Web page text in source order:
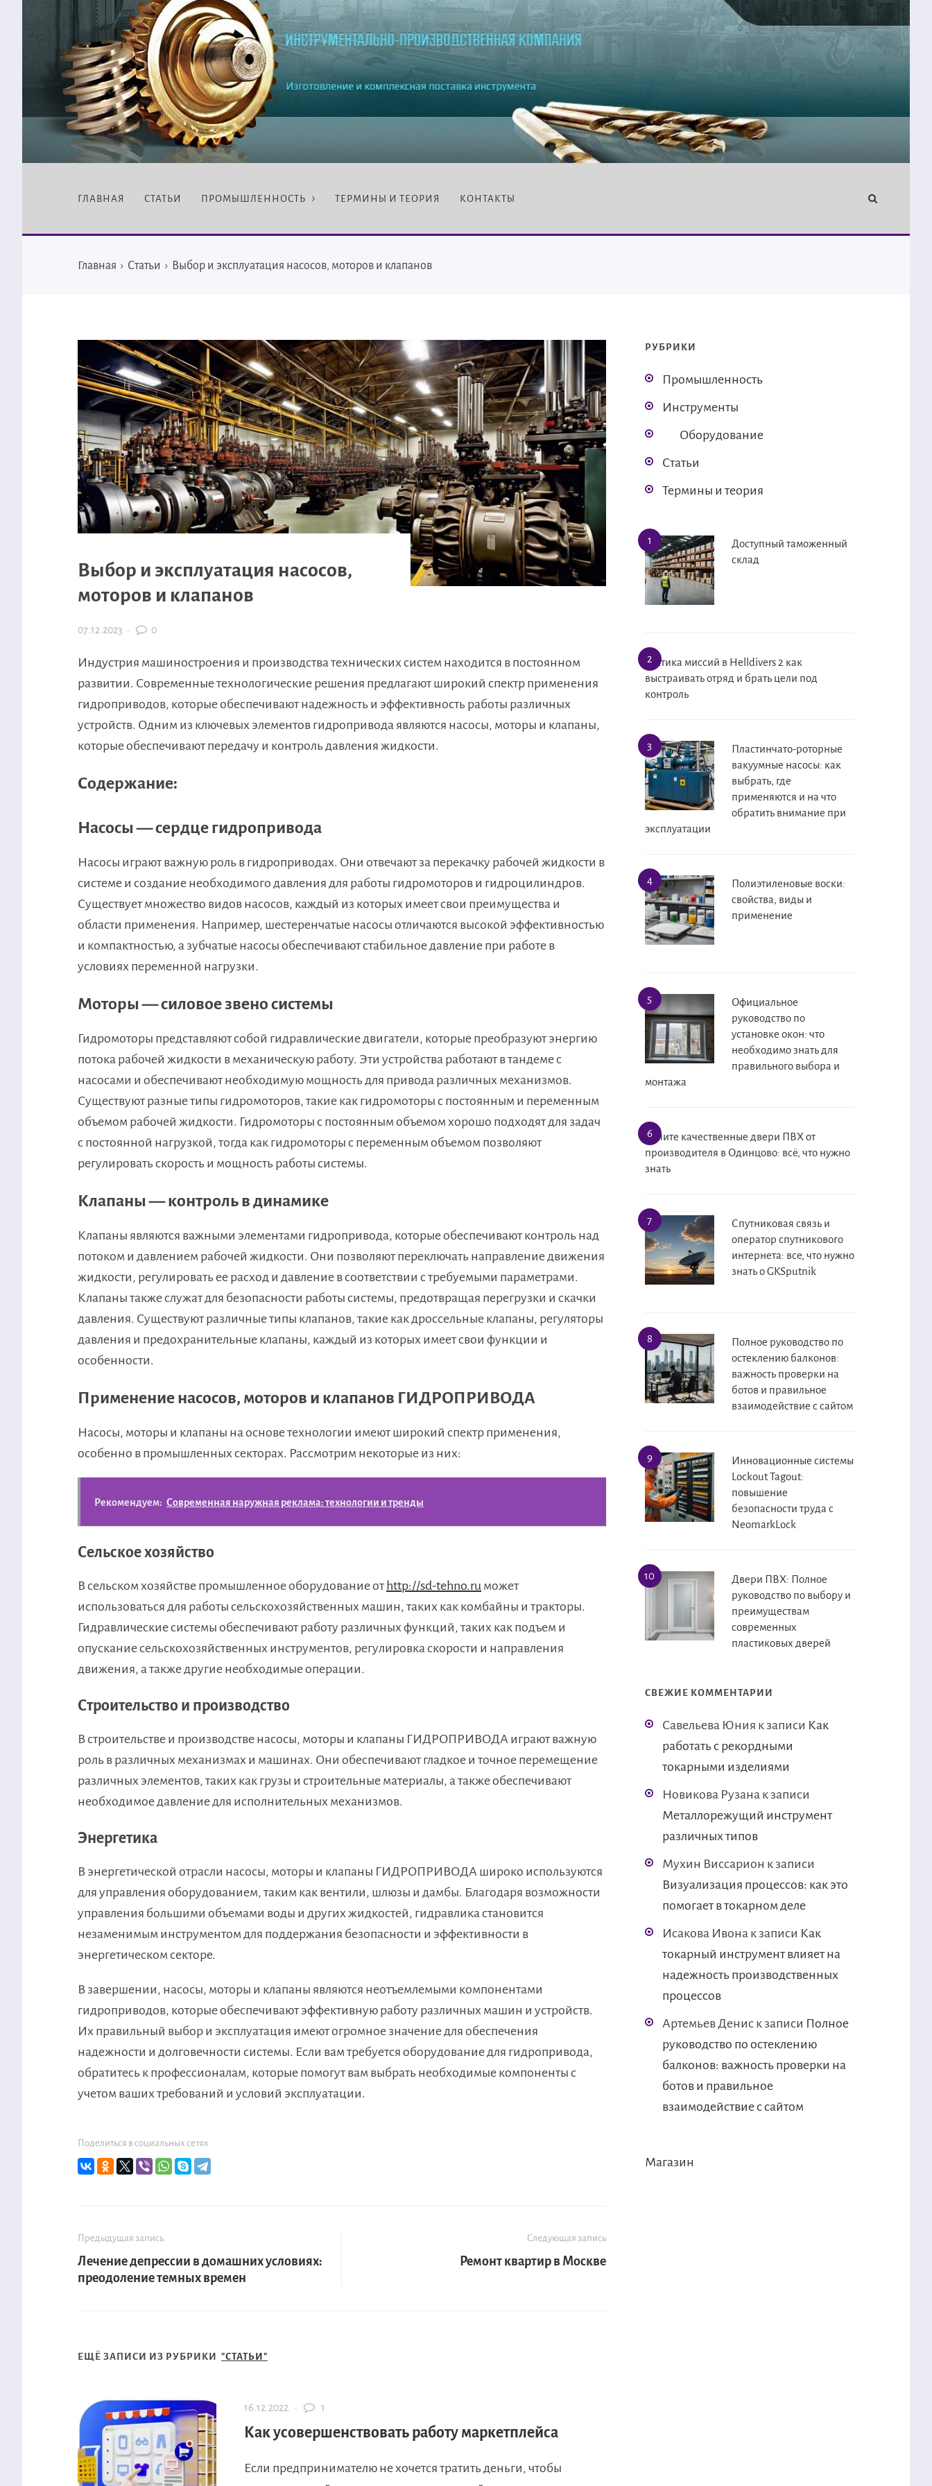
ГЛАВНАЯ СТАТЬИ ПРОМЫШЛЕННОСТЬ ТЕРМИНЫ И ТЕОРИЯ КОНТАКТЫ
Главная › Статьи › Выбор и эксплуатация насосов, моторов и клапанов
Выбор и эксплуатация насосов,
моторов и клапанов
07.12.2023 · 0
Индустрия машиностроения и производства технических систем находится в постоянном
развитии. Современные технологические решения предлагают широкий спектр применения
гидроприводов, которые обеспечивают надежность и эффективность работы различных
устройств. Одним из ключевых элементов гидропривода являются насосы, моторы и клапаны,
которые обеспечивают передачу и контроль давления жидкости.
Содержание:
Насосы — сердце гидропривода
Насосы играют важную роль в гидроприводах. Они отвечают за перекачку рабочей жидкости в
системе и создание необходимого давления для работы гидромоторов и гидроцилиндров.
Существует множество видов насосов, каждый из которых имеет свои преимущества и
области применения. Например, шестеренчатые насосы отличаются высокой эффективностью
и компактностью, а зубчатые насосы обеспечивают стабильное давление при работе в
условиях переменной нагрузки.
Моторы — силовое звено системы
Гидромоторы представляют собой гидравлические двигатели, которые преобразуют энергию
потока рабочей жидкости в механическую работу. Эти устройства работают в тандеме с
насосами и обеспечивают необходимую мощность для привода различных механизмов.
Существуют разные типы гидромоторов, такие как гидромоторы с постоянным и переменным
объемом рабочей жидкости. Гидромоторы с постоянным объемом хорошо подходят для задач
с постоянной нагрузкой, тогда как гидромоторы с переменным объемом позволяют
регулировать скорость и мощность работы системы.
Клапаны — контроль в динамике
Клапаны являются важными элементами гидропривода, которые обеспечивают контроль над
потоком и давлением рабочей жидкости. Они позволяют переключать направление движения
жидкости, регулировать ее расход и давление в соответствии с требуемыми параметрами.
Клапаны также служат для безопасности работы системы, предотвращая перегрузки и скачки
давления. Существуют различные типы клапанов, такие как дроссельные клапаны, регуляторы
давления и предохранительные клапаны, каждый из которых имеет свои функции и
особенности.
Применение насосов, моторов и клапанов ГИДРОПРИВОДА
Насосы, моторы и клапаны на основе технологии имеют широкий спектр применения,
особенно в промышленных секторах. Рассмотрим некоторые из них:
Рекомендуем: Современная наружная реклама: технологии и тренды
Сельское хозяйство
В сельском хозяйстве промышленное оборудование от http://sd-tehno.ru может
использоваться для работы сельскохозяйственных машин, таких как комбайны и тракторы.
Гидравлические системы обеспечивают работу различных функций, таких как подъем и
опускание сельскохозяйственных инструментов, регулировка скорости и направления
движения, а также другие необходимые операции.
Строительство и производство
В строительстве и производстве насосы, моторы и клапаны ГИДРОПРИВОДА играют важную
роль в различных механизмах и машинах. Они обеспечивают гладкое и точное перемещение
различных элементов, таких как грузы и строительные материалы, а также обеспечивают
необходимое давление для исполнительных механизмов.
Энергетика
В энергетической отрасли насосы, моторы и клапаны ГИДРОПРИВОДА широко используются
для управления оборудованием, таким как вентили, шлюзы и дамбы. Благодаря возможности
управления большими объемами воды и других жидкостей, гидравлика становится
незаменимым инструментом для поддержания безопасности и эффективности в
энергетическом секторе.
В завершении, насосы, моторы и клапаны являются неотъемлемыми компонентами
гидроприводов, которые обеспечивают эффективную работу различных машин и устройств.
Их правильный выбор и эксплуатация имеют огромное значение для обеспечения
надежности и долговечности системы. Если вам требуется оборудование для гидропривода,
обратитесь к профессионалам, которые помогут вам выбрать необходимые компоненты с
учетом ваших требований и условий эксплуатации.
Поделиться в социальных сетях
Предыдущая запись
Лечение депрессии в домашних условиях:
преодоление темных времен
Следующая запись
Ремонт квартир в Москве
ЕЩЁ ЗАПИСИ ИЗ РУБРИКИ "СТАТЬИ"
16.12.2022 · 1
Как усовершенствовать работу маркетплейса
Если предпринимателю не хочется тратить деньги, чтобы
РУБРИКИ
Промышленность
Инструменты
Оборудование
Статьи
Термины и теория
Доступный таможенный
склад
Тактика миссий в Helldivers 2 как
выстраивать отряд и брать цели под
контроль
Пластинчато-роторные
вакуумные насосы: как
выбрать, где
применяются и на что
обратить внимание при
эксплуатации
Полиэтиленовые воски:
свойства, виды и
применение
Официальное
руководство по
установке окон: что
необходимо знать для
правильного выбора и
монтажа
Купите качественные двери ПВХ от
производителя в Одинцово: всё, что нужно
знать
Спутниковая связь и
оператор спутникового
интернета: все, что нужно
знать о GKSputnik
Полное руководство по
остеклению балконов:
важность проверки на
ботов и правильное
взаимодействие с сайтом
Инновационные системы
Lockout Tagout:
повышение
безопасности труда с
NeomarkLock
Двери ПВХ: Полное
руководство по выбору и
преимуществам
современных
пластиковых дверей
СВЕЖИЕ КОММЕНТАРИИ
Савельева Юния к записи Как
работать с рекордными
токарными изделиями
Новикова Рузана к записи
Металлорежущий инструмент
различных типов
Мухин Виссарион к записи
Визуализация процессов: как это
помогает в токарном деле
Исакова Ивона к записи Как
токарный инструмент влияет на
надежность производственных
процессов
Артемьев Дениск записи Полное
руководство по остеклению
балконов: важность проверки на
ботов и правильное
взаимодействие с сайтом
Магазин